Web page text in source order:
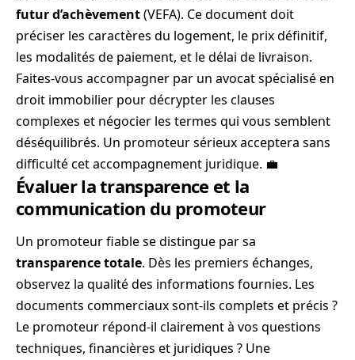
futur d’achèvement(VEFA). Ce document doit
préciser les caractères du logement, le prix définitif,
les modalités de paiement, et le délai de livraison.
Faites-vous accompagner par un avocat spécialisé en
droit immobilier pour décrypter les clauses
complexes et négocier les termes qui vous semblent
déséquilibrés. Un promoteur sérieux acceptera sans
difficulté cet accompagnement juridique. 💼
Évaluer la transparence et la
communication du promoteur
Un promoteur fiable se distingue par sa
transparence totale. Dès les premiers échanges,
observez la qualité des informations fournies. Les
documents commerciaux sont-ils complets et précis ?
Le promoteur répond-il clairement à vos questions
techniques, financières et juridiques ? Une